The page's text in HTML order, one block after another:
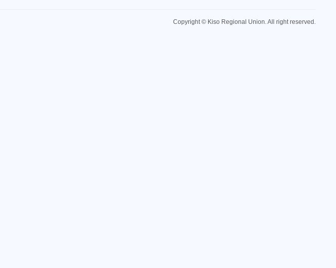
Copyright © Kiso Regional Union. All right reserved.